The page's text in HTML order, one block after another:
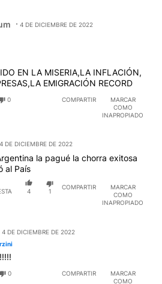
4 DE DICIEMBRE DE 2022
EN LA MISERIA,LA INFLACIÓN,
EMIGRACIÓN RECORD
0 COMPARTIR
MARCAR
COMO
INAPROPIADO
4 DE DICIEMBRE DE 2022
la pagué la chorra exitosa
al País
4 1
COMPARTIR
MARCAR
COMO
INAPROPIADO
4 DE DICIEMBRE DE 2022
0 COMPARTIR
MARCAR
COMO